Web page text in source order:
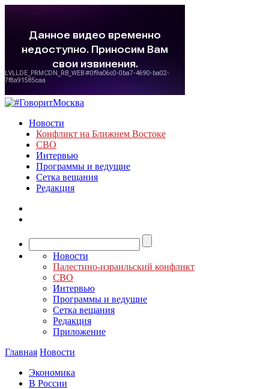
Новости
Конфликт на Ближнем Востоке
СВО
Интервью
Программы и ведущие
Сетка вещания
Редакция
Новости
Палестино-израильский конфликт
СВО
Интервью
Программы и ведущие
Сетка вещания
Редакция
Приложение
Главная Новости
Экономика
В России